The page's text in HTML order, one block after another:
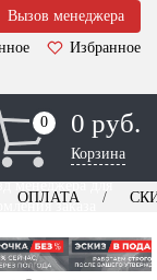
Вызов менеджера
Избранное
0
0 0 руб.
Корзина
менеджера для
заказа
ОПЛАТА